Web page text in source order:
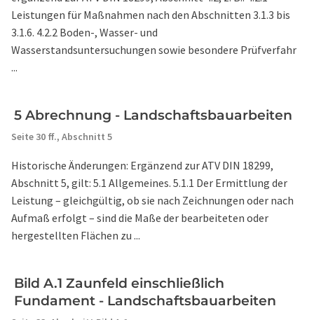
Leistungen für Maßnahmen nach den Abschnitten 3.1.3 bis
3.1.6. 4.2.2 Boden-, Wasser- und
Wasserstandsuntersuchungen sowie besondere Prüfverfahr
...
5 Abrechnung - Landschaftsbauarbeiten
Seite 30 ff., Abschnitt 5
Historische Änderungen: Ergänzend zur ATV DIN 18299,
Abschnitt 5, gilt: 5.1 Allgemeines. 5.1.1 Der Ermittlung der
Leistung – gleichgültig, ob sie nach Zeichnungen oder nach
Aufmaß erfolgt – sind die Maße der bearbeiteten oder
hergestellten Flächen zu ...
Bild A.1 Zaunfeld einschließlich
Fundament - Landschaftsbauarbeiten